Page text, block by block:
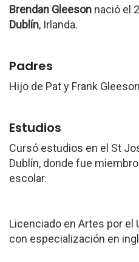
Brendan Gleeson nació el
Dublín, Irlanda.
Padres
Hijo de Pat y Frank
Estudios
Cursó estudios en el St
Dublín, donde fue
escolar.
Licenciado en Artes por el
con especialización en